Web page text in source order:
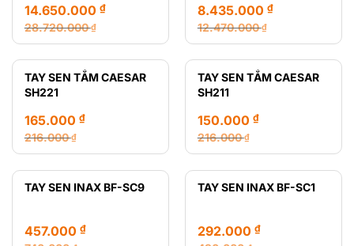
28.720.000₫
Giá
gốc
là:
28.720.000 ₫.
14.650.000 ₫
Giá
hiện
tại
là:
12.470.000₫
Giá
gốc
là:
12.470.000 ₫.
8.435.000 ₫
Giá
hiện
tại
là:
TAY SEN TẮM CAESAR
SH221
216.000₫
Giá
gốc
là:
165.000 ₫
Giá
hiện
tại
TAY SEN TẮM CAESAR
SH211
216.000₫
Giá
gốc
là:
150.000 ₫
Giá
hiện
tại
TAY SEN INAX BF-SC9
457.000 ₫
TAY SEN INAX BF-SC1
292.000 ₫